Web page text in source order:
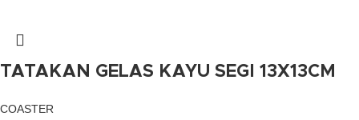
TATAKAN GELAS KAYU SEGI 13X13CM
COASTER